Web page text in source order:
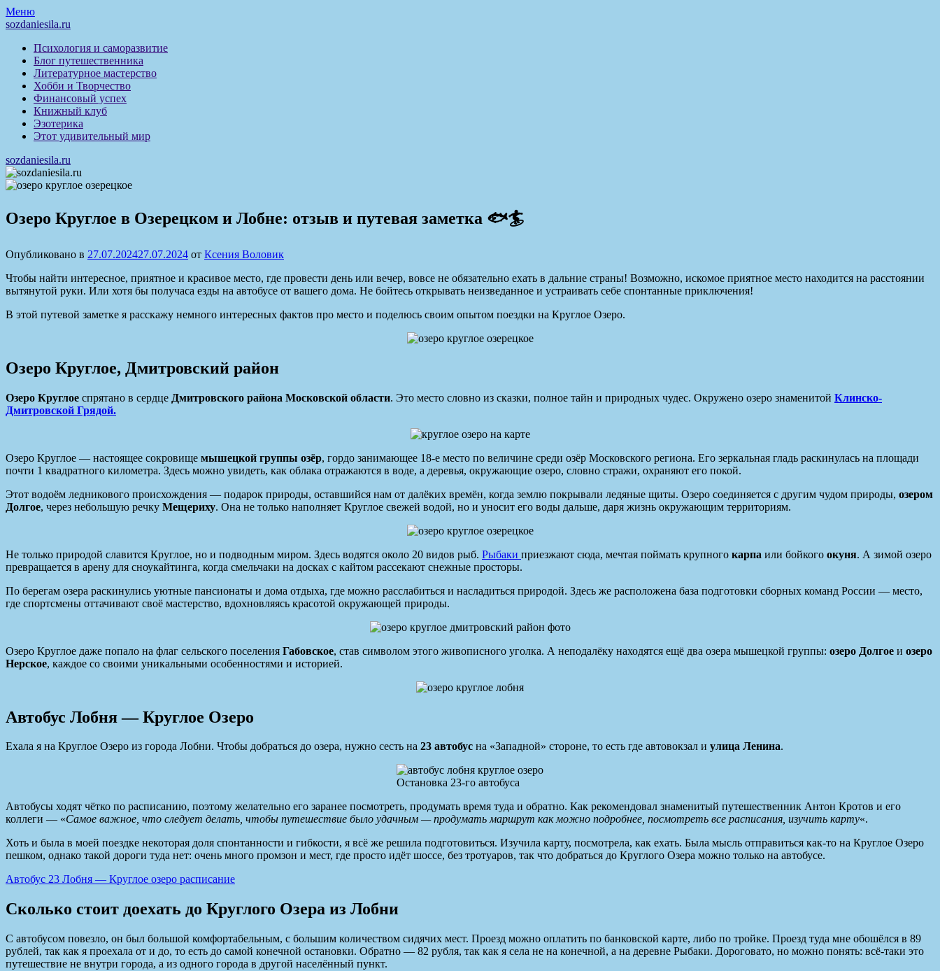
Перейти
к
Меню
sozdaniesila.ru
Психология и саморазвитие
Блог путешественника
Литературное мастерство
Хобби и Творчество
Финансовый успех
Книжный клуб
Эзотерика
Этот удивительный мир
sozdaniesila.ru
Озеро Круглое в Озерецком и Лобне: отзыв и путевая заметка 🐟🏄
Опубликовано в 27.07.202427.07.2024 от Ксения Воловик
Чтобы найти интересное, приятное и красивое место, где провести день или вечер, вовсе не обязательно ехать в дальние страны! Возможно, искомое приятное место находится на расстоянии
вытянутой руки. Или хотя бы получаса езды на автобусе от вашего дома. Не бойтесь открывать неизведанное и устраивать себе спонтанные приключения!
В этой путевой заметке я расскажу немного интересных фактов про место и поделюсь своим опытом поездки на Круглое Озеро.
Озеро Круглое, Дмитровский район
Озеро Круглое спрятано в сердце Дмитровского района Московской области. Это место словно из сказки, полное тайн и природных чудес. Окружено озеро знаменитой Клинско-
Дмитровской Грядой.
Озеро Круглое — настоящее сокровище мышецкой группы озёр, гордо занимающее 18-е место по величине среди озёр Московского региона. Его зеркальная гладь раскинулась на площади
почти 1 квадратного километра. Здесь можно увидеть, как облака отражаются в воде, а деревья, окружающие озеро, словно стражи, охраняют его покой.
Этот водоём ледникового происхождения — подарок природы, оставшийся нам от далёких времён, когда землю покрывали ледяные щиты. Озеро соединяется с другим чудом природы, озером
Долгое, через небольшую речку Мещериху. Она не только наполняет Круглое свежей водой, но и уносит его воды дальше, даря жизнь окружающим территориям.
Не только природой славится Круглое, но и подводным миром. Здесь водятся около 20 видов рыб. Рыбаки приезжают сюда, мечтая поймать крупного карпа или бойкого окуня. А зимой озеро
превращается в арену для сноукайтинга, когда смельчаки на досках с кайтом рассекают снежные просторы.
По берегам озера раскинулись уютные пансионаты и дома отдыха, где можно расслабиться и насладиться природой. Здесь же расположена база подготовки сборных команд России — место,
где спортсмены оттачивают своё мастерство, вдохновляясь красотой окружающей природы.
Озеро Круглое даже попало на флаг сельского поселения Габовское, став символом этого живописного уголка. А неподалёку находятся ещё два озера мышецкой группы: озеро Долгое и озеро
Нерское, каждое со своими уникальными особенностями и историей.
Автобус Лобня — Круглое Озеро
Ехала я на Круглое Озеро из города Лобни. Чтобы добраться до озера, нужно сесть на 23 автобус на «Западной» стороне, то есть где автовокзал и улица Ленина.
Остановка 23-го автобуса
Автобусы ходят чётко по расписанию, поэтому желательно его заранее посмотреть, продумать время туда и обратно. Как рекомендовал знаменитый путешественник Антон Кротов и его
коллеги — «Самое важное, что следует делать, чтобы путешествие было удачным — продумать маршрут как можно подробнее, посмотреть все расписания, изучить карту«.
Хоть и была в моей поездке некоторая доля спонтанности и гибкости, я всё же решила подготовиться. Изучила карту, посмотрела, как ехать. Была мысль отправиться как-то на Круглое Озеро
пешком, однако такой дороги туда нет: очень много промзон и мест, где просто идёт шоссе, без тротуаров, так что добраться до Круглого Озера можно только на автобусе.
Автобус 23 Лобня — Круглое озеро расписание
Сколько стоит доехать до Круглого Озера из Лобни
С автобусом повезло, он был большой комфортабельным, с большим количеством сидячих мест. Проезд можно оплатить по банковской карте, либо по тройке. Проезд туда мне обошёлся в 89
рублей, так как я проехала от и до, то есть до самой конечной остановки. Обратно — 82 рубля, так как я села не на конечной, а на деревне Рыбаки. Дороговато, но можно понять: всё-таки это
путешествие не внутри города, а из одного города в другой населённый пункт.